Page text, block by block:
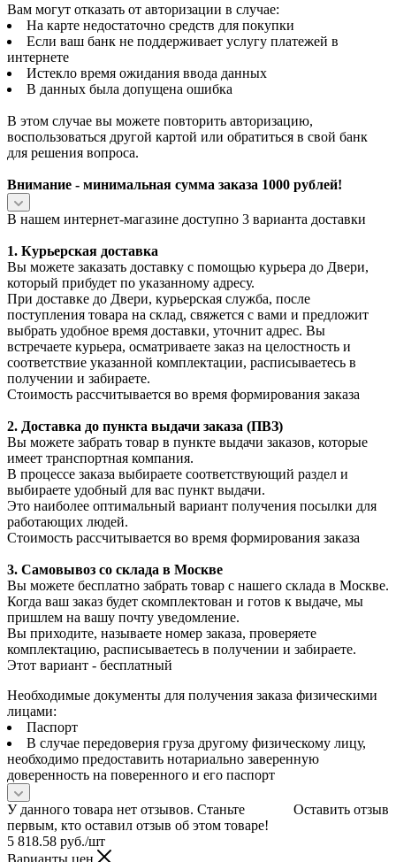
Вам могут отказать от авторизации в случае:
На карте недостаточно средств для покупки
Если ваш банк не поддерживает услугу платежей в
интернете
Истекло время ожидания ввода данных
В данных была допущена ошибка
В этом случае вы можете повторить авторизацию,
воспользоваться другой картой или обратиться в свой банк
для решения вопроса.
Внимание - минимальная сумма заказа 1000 рублей!
В нашем интернет-магазине доступно 3 варианта доставки
1. Курьерская доставка
Вы можете заказать доставку с помощью курьера до Двери,
который прибудет по указанному адресу.
При доставке до Двери, курьерская служба, после
поступления товара на склад, свяжется с вами и предложит
выбрать удобное время доставки, уточнит адрес. Вы
встречаете курьера, осматриваете заказ на целостность и
соответствие указанной комплектации, расписываетесь в
получении и забираете.
Стоимость рассчитывается во время формирования заказа
2. Доставка до пункта выдачи заказа (ПВЗ)
Вы можете забрать товар в пункте выдачи заказов, которые
имеет транспортная компания.
В процессе заказа выбираете соответствующий раздел и
выбираете удобный для вас пункт выдачи.
Это наиболее оптимальный вариант получения посылки для
работающих людей.
Стоимость рассчитывается во время формирования заказа
3. Самовывоз со склада в Москве
Вы можете бесплатно забрать товар с нашего склада в Москве.
Когда ваш заказ будет скомплектован и готов к выдаче, мы
пришлем на вашу почту уведомление.
Вы приходите, называете номер заказа, проверяете
комплектацию, расписываетесь в получении и забираете.
Этот вариант - бесплатный
Необходимые документы для получения заказа физическими
лицами:
Паспорт
В случае передоверия груза другому физическому лицу,
необходимо предоставить нотариально заверенную
доверенность на поверенного и его паспорт
Оставить отзыв
У данного товара нет отзывов. Станьте
первым, кто оставил отзыв об этом товаре!
5 818.58 руб./шт
Варианты цен